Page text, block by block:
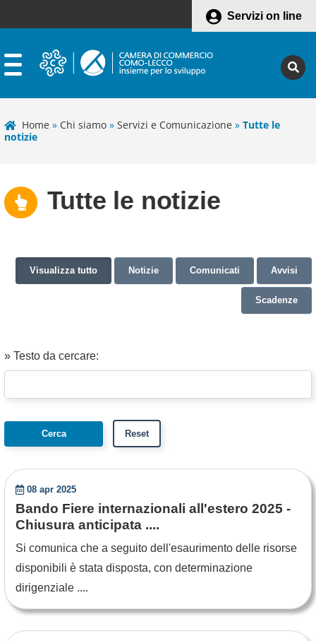
Servizi on line
Home » Chi siamo » Servizi e Comunicazione » Tutte le
notizie
Tutte le notizie
Visualizza tutto Notizie Comunicati Avvisi
Scadenze
» Testo da cercare:
08 apr 2025
Bando Fiere internazionali all'estero 2025 -
Chiusura anticipata ....
Si comunica che a seguito dell'esaurimento delle risorse
disponibili è stata disposta, con determinazione
dirigenziale ....